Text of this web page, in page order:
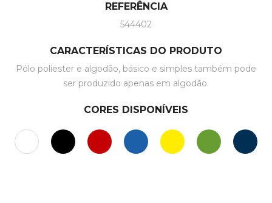
REFERÊNCIA
544402
CARACTERÍSTICAS DO PRODUTO
Pólo poliester e algodão, básico e simples também pode
ser produzido apenas em algodão.
CORES DISPONÍVEIS